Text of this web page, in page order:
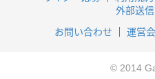
外部送
お問い合わせ
運営
© 2014